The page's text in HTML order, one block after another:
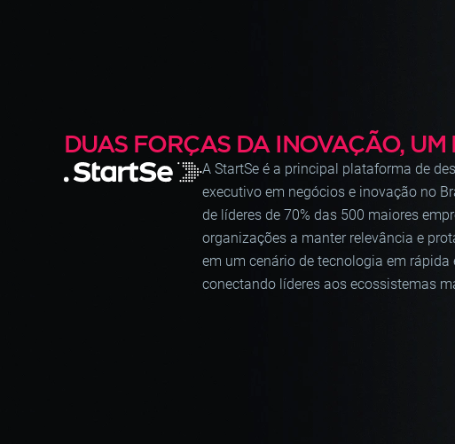
DUAS FORÇAS DA INOVAÇÃO,
A StartSe é a principal plataforma de
executivo em negócios e inovação no
de líderes de 70% das 500 maiores
organizações a manter relevância e
em um cenário de tecnologia em rápida
conectando líderes aos ecossistemas